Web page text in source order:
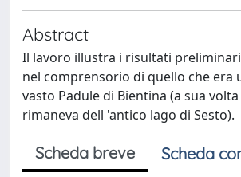
Abstract
Il lavoro illustra i risultati
nel comprensorio di quello che era
vasto Padule di Bientina (a sua
rimaneva dell 'antico lago di Sesto).
Scheda breve
Scheda